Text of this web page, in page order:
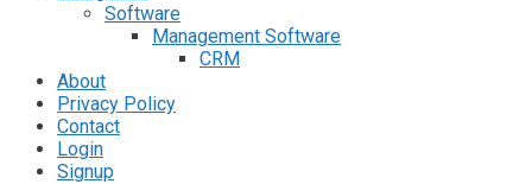
Software
Management Software
CRM
About
Privacy Policy
Contact
Login
Signup